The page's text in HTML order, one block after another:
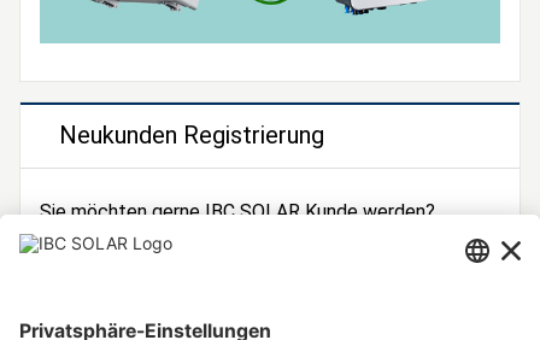
Neukunden Registrierung
Sie möchten gerne IBC SOLAR Kunde werden?
Dann registrieren Sie sich jetzt!